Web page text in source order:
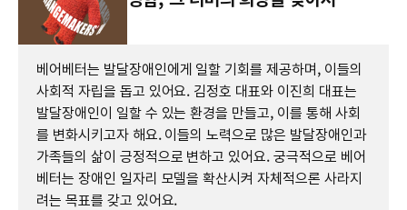
베어베터는 발달장애인에게 일할 기회를 제공하며, 이들의
사회적 자립을 돕고 있어요. 김정호 대표와 이진희 대표는
발달장애인이 일할 수 있는 환경을 만들고, 이를 통해 사회
를 변화시키고자 해요. 이들의 노력으로 많은 발달장애인과
가족들의 삶이 긍정적으로 변하고 있어요. 궁극적으로 베어
베터는 장애인 일자리 모델을 확산시켜 자체적으론 사라지
려는 목표를 갖고 있어요.